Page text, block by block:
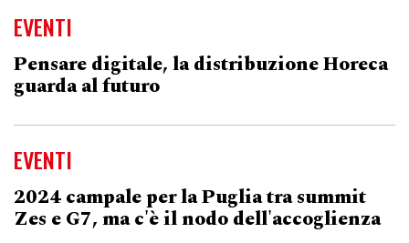
EVENTI
Pensare digitale, la distribuzione Horeca
guarda al futuro
EVENTI
2024 campale per la Puglia tra summit
Zes e G7, ma c'è il nodo dell'accoglienza